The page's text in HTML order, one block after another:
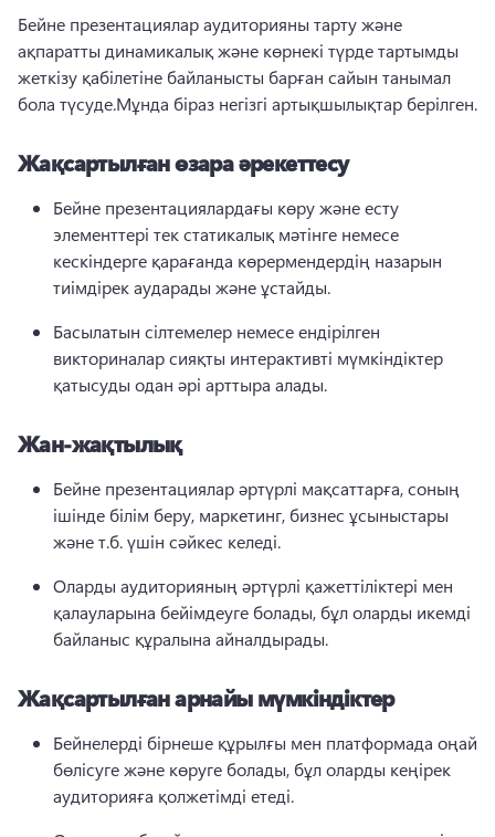
Бейне презентациялар аудиторияны тарту және
ақпаратты динамикалық және көрнекі түрде тартымды
жеткізу қабілетіне байланысты барған сайын танымал
бола түсуде.Мұнда біраз негізгі артықшылықтар берілген.
Жақсартылған өзара әрекеттесу
Бейне презентациялардағы көру және есту
элементтері тек статикалық мәтінге немесе
кескіндерге қарағанда көрермендердің назарын
тиімдірек аударады және ұстайды.
Басылатын сілтемелер немесе ендірілген
викториналар сияқты интерактивті мүмкіндіктер
қатысуды одан әрі арттыра алады.
Жан-жақтылық
Бейне презентациялар әртүрлі мақсаттарға, соның
ішінде білім беру, маркетинг, бизнес ұсыныстары
және т.б. үшін сәйкес келеді.
Оларды аудиторияның әртүрлі қажеттіліктері мен
қалауларына бейімдеуге болады, бұл оларды икемді
байланыс құралына айналдырады.
Жақсартылған арнайы мүмкіндіктер
Бейнелерді бірнеше құрылғы мен платформада оңай
бөлісуге және көруге болады, бұл оларды кеңірек
аудиторияға қолжетімді етеді.